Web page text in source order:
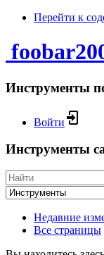
Перейти к
Инструменты
Войти
Инструменты
Недавние
Все страницы